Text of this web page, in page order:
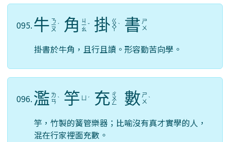
095.牛 ㄋ
ㄧ
ㄡ
ˊ 角 ㄐ
ㄧ
ㄠ
ˇ 掛 ㄍ
ㄨ
ㄚ
ˋ 書 ㄕ
ㄨ
掛書於牛角，且行且讀。形容勤苦向學。
096.濫 ㄌ
ㄢ ˋ 竽 ˊ 充 ㄔ
ㄨ
ㄥ 數 ㄕ
ㄨ ˋ
竽，竹製的簧管樂器；比喻沒有真才實學的人，
混在行家裡面充數。